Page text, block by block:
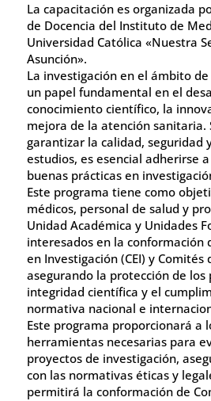
La capacitación es organizada
de Docencia del Instituto de
Universidad Católica «Nuestra
Asunción».
La investigación en el ámbito
un papel fundamental en el
conocimiento científico, la
mejora de la atención sanitaria.
garantizar la calidad, seguridad
estudios, es esencial adherirse
buenas prácticas en
Este programa tiene como
médicos, personal de salud y
Unidad Académica y Unidades
interesados en la conformación
en Investigación (CEI) y Comités
asegurando la protección de
integridad científica y el
normativa nacional e
Este programa proporcionará a
herramientas necesarias para
proyectos de investigación,
con las normativas éticas y
permitirá la conformación de